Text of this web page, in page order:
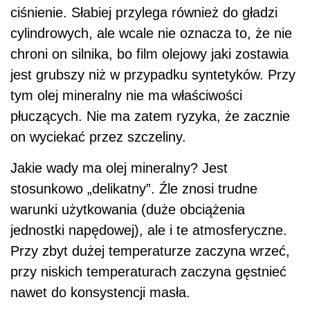
ciśnienie. Słabiej przylega również do gładzi
cylindrowych, ale wcale nie oznacza to, że nie
chroni on silnika, bo film olejowy jaki zostawia
jest grubszy niż w przypadku syntetyków. Przy
tym olej mineralny nie ma właściwości
płuczących. Nie ma zatem ryzyka, że zacznie
on wyciekać przez szczeliny.
Jakie wady ma olej mineralny? Jest
stosunkowo „delikatny”. Źle znosi trudne
warunki użytkowania (duże obciążenia
jednostki napędowej), ale i te atmosferyczne.
Przy zbyt dużej temperaturze zaczyna wrzeć,
przy niskich temperaturach zaczyna gęstnieć
nawet do konsystencji masła.